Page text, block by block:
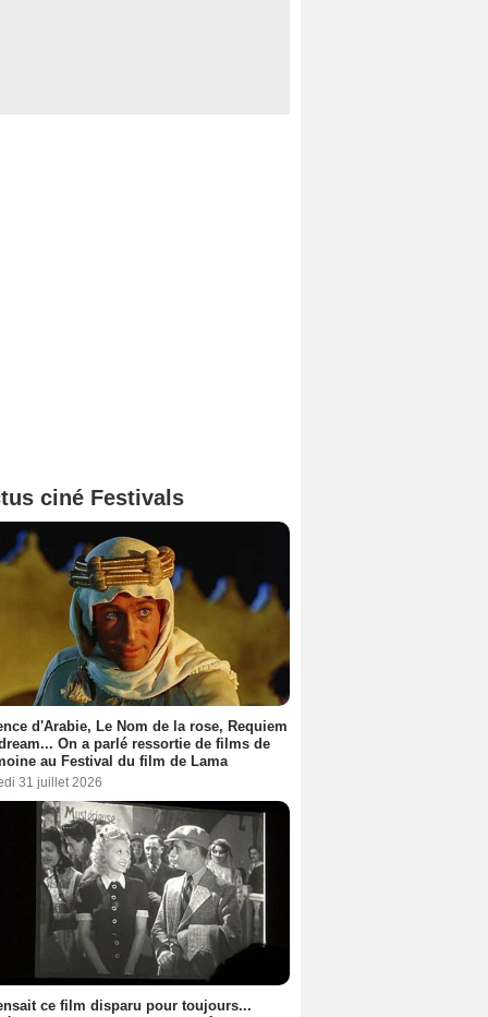
ciné Festivals
d'Arabie, Le Nom de la rose, Requiem
On a parlé ressortie de films de
au Festival du film de Lama
31 juillet 2026
ce film disparu pour toujours...